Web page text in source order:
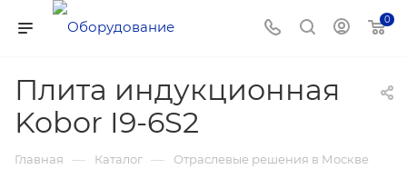
0
Плита индукционная
Kobor I9-6S2
Главная — Каталог — Отраслевые решения в Москве